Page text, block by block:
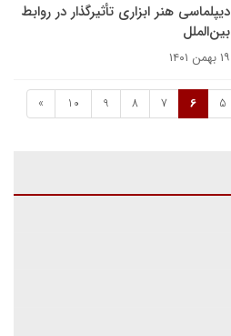
دیپلماسی هنر ابزاری تأثیرگذار در روابط
بین‌الملل
۱۹ بهمن ۱۴۰۱
5
6
7
8
9
10
»